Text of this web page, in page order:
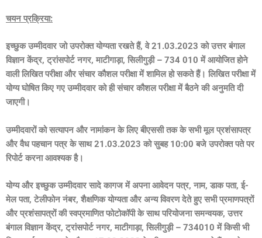
चयन प्रक्रिया:
इच्छुक उम्मीदवार जो उपरोक्त योग्यता रखते हैं, वे21.03.2023 को उत्तर बंगाल
विज्ञान केंद्र, ट्रांसपोर्ट नगर, माटीगाड़ा, सिलीगुड़ी – 734 010 में आयोजित होने
वाली लिखित परीक्षा और संचार कौशल परीक्षा में शामिल हो सकते हैं। लिखित परीक्षा में
योग्य घोषित किए गए उम्मीदवार को ही संचार कौशल परीक्षा में बैठने की अनुमति दी
जाएगी।
उम्मीदवारों को सत्यापन और नामांकन के लिए बीएससी तक के सभी मूल प्रशंसापत्र
और वैध पहचान पत्र के साथ21.03.2023 को सुबह 10:00 बजे उपरोक्त पते पर
रिपोर्ट करना आवश्यक है।
योग्य और इच्छुक उम्मीदवार सादे कागज में अपना आवेदन पत्र, नाम, डाक पता, ई-
मेल पता, टेलीफोन नंबर, शैक्षणिक योग्यता और अन्य विवरण देते हुए सभी प्रमाणपत्रों
और प्रशंसापत्रों की स्वप्रमाणित फोटोकॉपी के साथ परियोजना समन्वयक, उत्तर
बंगाल विज्ञान केंद्र, ट्रांसपोर्ट नगर, माटीगाड़ा, सिलीगुड़ी – 734010 में किसी भी